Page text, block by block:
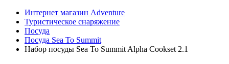
Интернет магазин Adventure
Туристическое снаряжение
Посуда
Посуда Sea To Summit
Набор посуды Sea To Summit Alpha Cookset 2.1